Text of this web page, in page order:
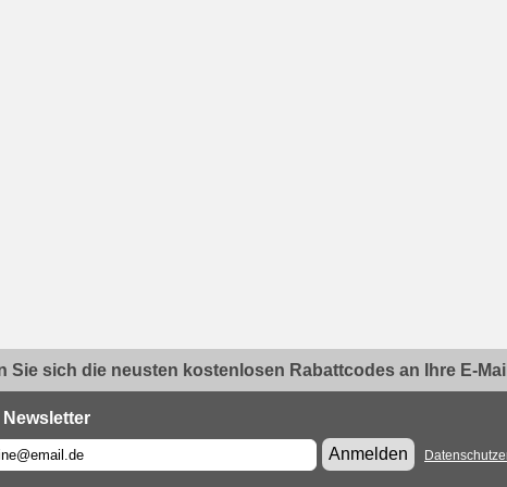
Sie sich die neusten kostenlosen Rabattcodes an Ihre E-
Newsletter
Anmelden